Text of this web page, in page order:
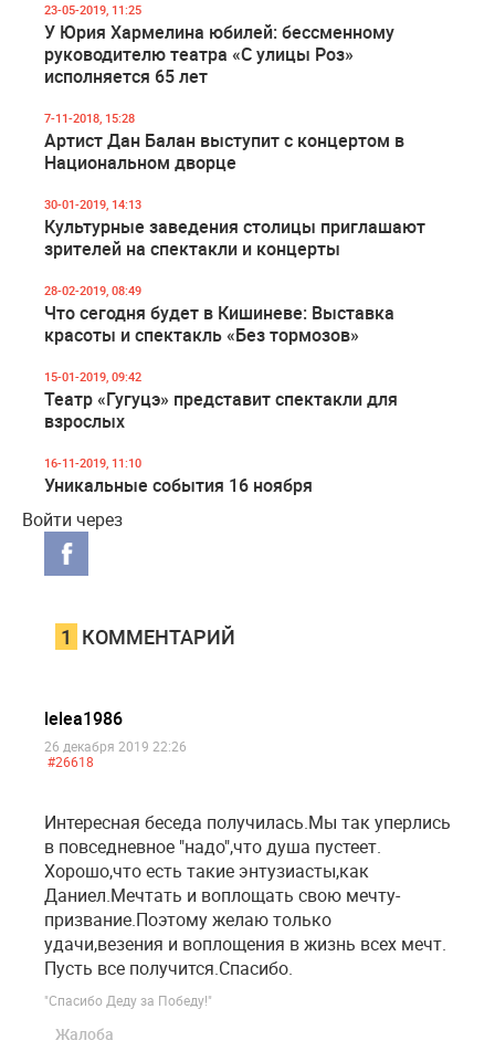
23-05-2019, 11:25
У Юрия Хармелина юбилей: бессменному
руководителю театра «С улицы Роз»
исполняется 65 лет
7-11-2018, 15:28
Артист Дан Балан выступит с концертом в
Национальном дворце
30-01-2019, 14:13
Культурные заведения столицы приглашают
зрителей на спектакли и концерты
28-02-2019, 08:49
Что сегодня будет в Кишиневе: Выставка
красоты и спектакль «Без тормозов»
15-01-2019, 09:42
Театр «Гугуцэ» представит спектакли для
взрослых
16-11-2019, 11:10
Уникальные события 16 ноября
Войти через
1 КОММЕНТАРИЙ
lelea1986
26 декабря 2019 22:26
#26618
Интересная беседа получилась.Мы так уперлись
в повседневное "надо",что душа пустеет.
Хорошо,что есть такие энтузиасты,как
Даниел.Мечтать и воплощать свою мечту-
призвание.Поэтому желаю только
удачи,везения и воплощения в жизнь всех мечт.
Пусть все получится.Спасибо.
"Спасибо Деду за Победу!"
Жалоба